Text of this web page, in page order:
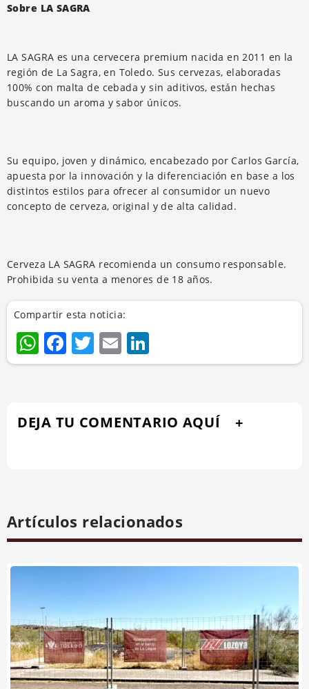
Sobre LA SAGRA
LA SAGRA es una cervecera premium nacida en 2011 en la
región de La Sagra, en Toledo. Sus cervezas, elaboradas
100% con malta de cebada y sin aditivos, están hechas
buscando un aroma y sabor únicos.
Su equipo, joven y dinámico, encabezado por Carlos García,
apuesta por la innovación y la diferenciación en base a los
distintos estilos para ofrecer al consumidor un nuevo
concepto de cerveza, original y de alta calidad.
Cerveza LA SAGRA recomienda un consumo responsable.
Prohibida su venta a menores de 18 años.
Compartir esta noticia:
WhatsApp
Facebook
Twitter
Email
DEJA TU COMENTARIO AQUÍ
Artículos relacionados